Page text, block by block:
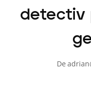
detectiv
De